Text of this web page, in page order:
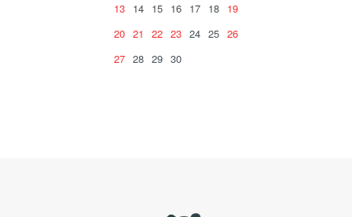
13 14 15 16 17 18 19
20 21 22 23 24 25 26
27 28 29 30